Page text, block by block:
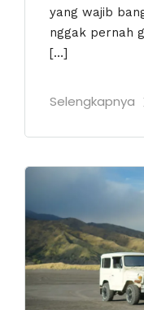
yang wajib
nggak pernah
[…]
Selengkapnya